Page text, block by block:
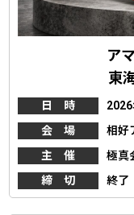
ア
東
日 時
2026
会 場
相好
主 催
極真
締 切
終了